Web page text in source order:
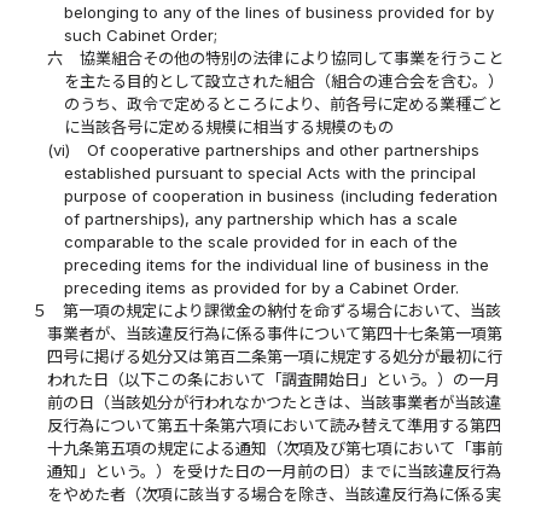
belonging to any of the lines of business provided for by
such Cabinet Order;
六
協業組合その他の特別の法律により協同して事業を行うこと
を主たる目的として設立された組合（組合の連合会を含む。）
のうち、政令で定めるところにより、前各号に定める業種ごと
に当該各号に定める規模に相当する規模のもの
(vi)
Of cooperative partnerships and other partnerships
established pursuant to special Acts with the principal
purpose of cooperation in business (including federation
of partnerships), any partnership which has a scale
comparable to the scale provided for in each of the
preceding items for the individual line of business in the
preceding items as provided for by a Cabinet Order.
５
第一項の規定により課徴金の納付を命ずる場合において、当該
事業者が、当該違反行為に係る事件について第四十七条第一項第
四号に掲げる処分又は第百二条第一項に規定する処分が最初に行
われた日（以下この条において「調査開始日」という。）の一月
前の日（当該処分が行われなかつたときは、当該事業者が当該違
反行為について第五十条第六項において読み替えて準用する第四
十九条第五項の規定による通知（次項及び第七項において「事前
通知」という。）を受けた日の一月前の日）までに当該違反行為
をやめた者（次項に該当する場合を除き、当該違反行為に係る実